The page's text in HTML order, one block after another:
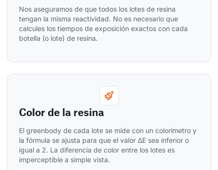
Nos aseguramos de que todos los lotes de resina
tengan la misma reactividad. No es necesario que
calcules los tiempos de exposición exactos con cada
botella (o lote) de resina.
Color de la resina
El greenbody de cada lote se mide con un colorímetro y
la fórmula se ajusta para que el valor ΔE sea inferior o
igual a 2. La diferencia de color entre los lotes es
imperceptible a simple vista.